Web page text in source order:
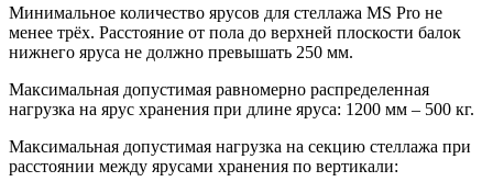
Минимальное количество ярусов для стеллажа MS Pro не
менее трёх. Расстояние от пола до верхней плоскости балок
нижнего яруса не должно превышать 250 мм.
Максимальная допустимая равномерно распределенная
нагрузка на ярус хранения при длине яруса: 1200 мм – 500 кг.
Максимальная допустимая нагрузка на секцию стеллажа при
расстоянии между ярусами хранения по вертикали: